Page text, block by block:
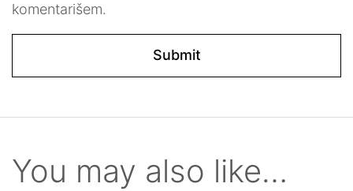
komentarišem.
You may also like…